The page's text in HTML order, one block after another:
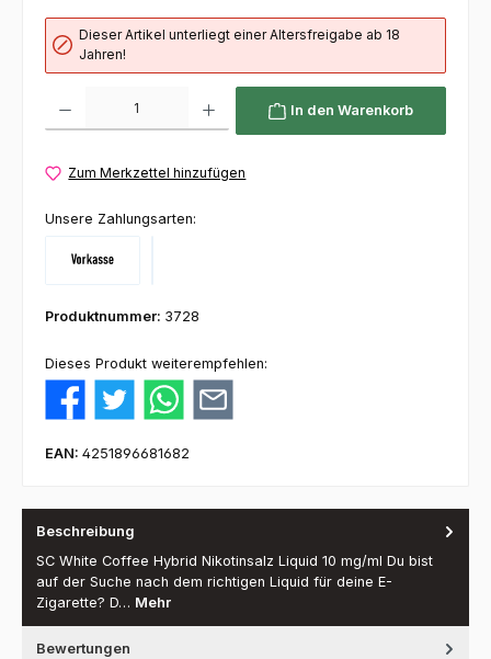
Dieser Artikel unterliegt einer Altersfreigabe ab 18
Jahren!
In den Warenkorb
Zum Merkzettel hinzufügen
Unsere Zahlungsarten:
Produktnummer: 3728
Dieses Produkt weiterempfehlen:
EAN: 4251896681682
Beschreibung
SC White Coffee Hybrid Nikotinsalz Liquid 10 mg/ml Du bist
auf der Suche nach dem richtigen Liquid für deine E-
Zigarette? D… Mehr
Bewertungen